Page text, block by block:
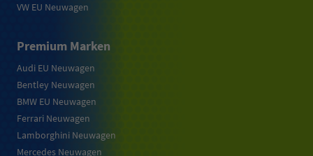
VW EU Neuwagen
Premium Marken
Audi EU Neuwagen
Bentley Neuwagen
BMW EU Neuwagen
Ferrari Neuwagen
Lamborghini Neuwagen
Mercedes Neuwagen